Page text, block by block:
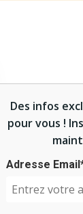
Des infos
pour vous !
Adresse